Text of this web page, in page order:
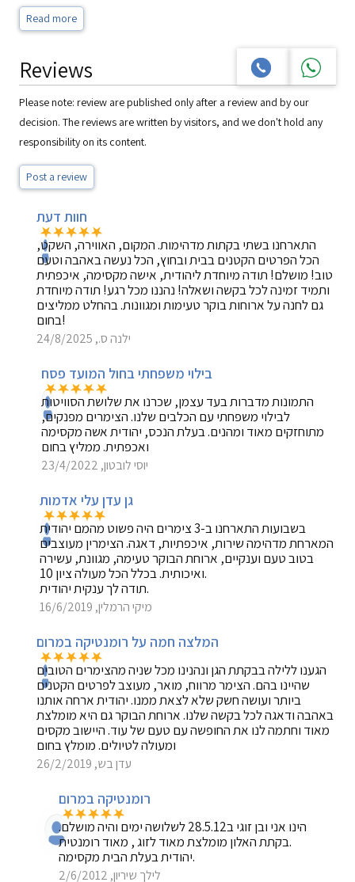
Read more
Reviews
Please note: review are published only after a review and by our
decision. The reviews are written by visitors, and we don't hold any
responsibility on its content.
Post a review
חוות דעת
התארחנו בשתי בקתות מדהימות. המקום, האווירה, השקט,
הכל הפרטים הקטנים בבית ובחוץ, הכל נעשה באהבה וטעם
טוב! מושלם! תודה מיוחדת ליהודית, אישה מקסימה, איכפתית
ותמיד זמינה לכל בקשה ושאלה! נהננו מכל רגע! תודה מיוחדת
גם לחנה על ארוחות בוקר טעימות ומגוונות. בהחלט ממליצים
בחום!
ילנה ס., 24/8/2025
בילוי משפחתי בחול המועד פסח
התמונות מדברות בעד עצמן, שכרנו את שלושת הסוויטות
לבילוי משפחתי עם הכלבים שלנו. הצימרים מפנקים,
מתוחזקים מאוד ומהנים. בעלת הנכס, יהודית אשה מקסימה
ואכפתית. ממליץ בחום
יוסי לובטון, 23/4/2022
גן עדן עלי אדמות
בשבועות התארחנו ב-3 צימרים היה פשוט מהמם יהודית
המארחת מדהימה שירות, איכפתיות, דאגה. הצימרין מעוצבים
בטוב טעם וענקיים, ארוחת הבוקר טעימה, מגוונת, עשירה
ואיכותית. בכלל הכל מעולה ציון 10.
תודה לך ענקית יהודית.
מיקי הרמלין, 16/6/2019
המלצה חמה על רומנטיקה במרום
הגענו ללילה בבקתת הגן ונהנינו מכל שניה מהצימרים הטובים
שהיינו בהם. הצימר מרווח, מואר, מעוצב לפרטים הקטנים
ביותר ועושה חשק שלא לצאת ממנו. יהודית ארחה אותנו
באהבה ודאגה לכל בקשה שלנו. ארוחת הבוקר גם היא מומלצת
מאוד וחתמה לנו את החופשה עם טעם של עוד. היישוב מקסים
ומעולה לטיולים. מומלץ בחום
עדן בש, 26/2/2019
רומנטיקה במרום
הינו אני ובן זוגי ב28.5.12 לשלושה ימים והיה מושלם.
בקתת האלון מומלצת מאוד לזוג , מאוד רומנטית.
יהודית בעלת הבית מקסימה.
לילך שיריון, 2/6/2012